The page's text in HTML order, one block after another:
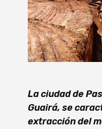
La ciudad de
Guairá, se
extracción del